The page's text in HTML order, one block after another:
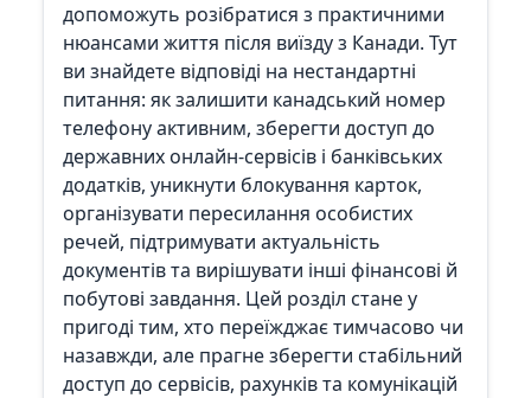
допоможуть розібратися з практичними
нюансами життя після виїзду з Канади. Тут
ви знайдете відповіді на нестандартні
питання: як залишити канадський номер
телефону активним, зберегти доступ до
державних онлайн-сервісів і банківських
додатків, уникнути блокування карток,
організувати пересилання особистих
речей, підтримувати актуальність
документів та вирішувати інші фінансові й
побутові завдання. Цей розділ стане у
пригоді тим, хто переїжджає тимчасово чи
назавжди, але прагне зберегти стабільний
доступ до сервісів, рахунків та комунікацій